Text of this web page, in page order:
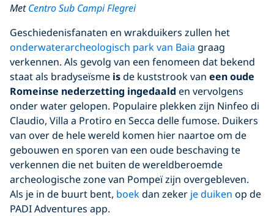
MetCentro Sub Campi Flegrei
Geschiedenisfanaten en wrakduikers zullen het
onderwaterarcheologisch park van Baia graag
verkennen. Als gevolg van een fenomeen dat bekend
staat als bradyseïsme isde kuststrook van een oude
Romeinse nederzetting ingedaald en vervolgens
onder water gelopen. Populaire plekken zijn Ninfeo di
Claudio, Villa a Protiro en Secca delle fumose. Duikers
van over de hele wereld komen hier naartoe om de
gebouwen en sporen van een oude beschaving te
verkennen die net buiten de wereldberoemde
archeologische zone van Pompeï zijn overgebleven.
Als je in de buurt bent, boekdan zeker je duiken op de
PADI Adventures app.